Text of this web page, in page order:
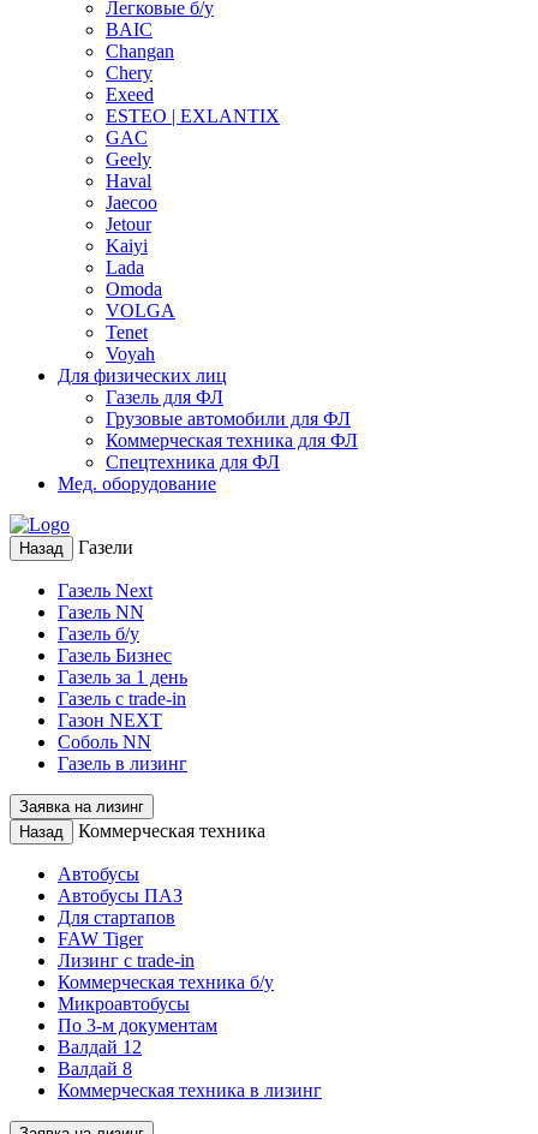
Легковые б/у
BAIC
Changan
Chery
Exeed
ESTEO | EXLANTIX
GAC
Geely
Haval
Jaecoo
Jetour
Kaiyi
Lada
Omoda
VOLGA
Tenet
Voyah
Для физических лиц
Газель для ФЛ
Грузовые автомобили для ФЛ
Коммерческая техника для ФЛ
Спецтехника для ФЛ
Мед. оборудование
Назад Газели
Газель Next
Газель NN
Газель б/у
Газель Бизнес
Газель за 1 день
Газель с trade-in
Газон NEXT
Соболь NN
Газель в лизинг
Заявка на лизинг
Назад
Коммерческая техника
Автобусы
Автобусы ПАЗ
Для стартапов
FAW Tiger
Лизинг с trade-in
Коммерческая техника б/у
Микроавтобусы
По 3-м документам
Валдай 12
Валдай 8
Коммерческая техника в лизинг